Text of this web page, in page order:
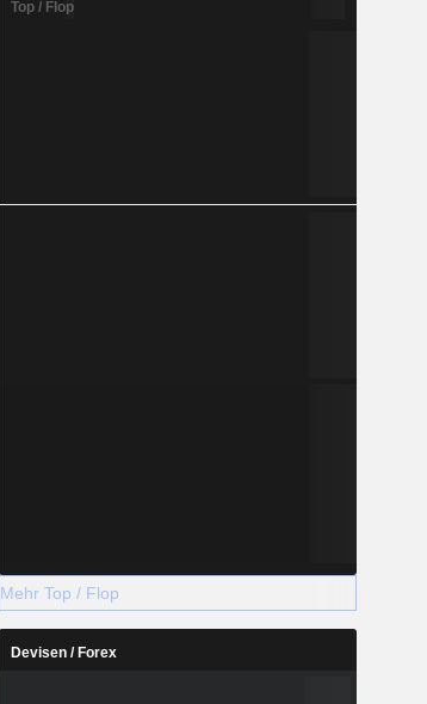
Top / Flop
Mehr Top / Flop
Devisen / Forex